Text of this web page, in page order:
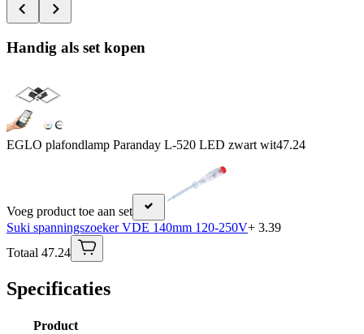
Handig als set kopen
EGLO plafondlamp Paranday L-520 LED zwart wit47.24
Voeg product toe aan set
Suki spanningszoeker VDE 140mm 120-250V+ 3.39
Totaal 47.24
Specificaties
Product